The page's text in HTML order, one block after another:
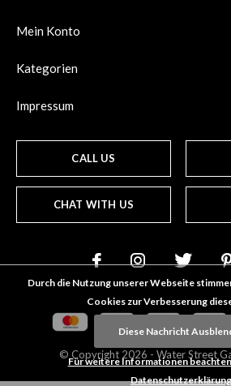
Mein Konto
Kategorien
Impressum
CALL US
CHAT WITH US
© Copyright 2026 - Water Street
Durch die Nutzung unserer Webseite
Cookies zur Verbesserung
Diese Nachricht
Für weitere Informationen